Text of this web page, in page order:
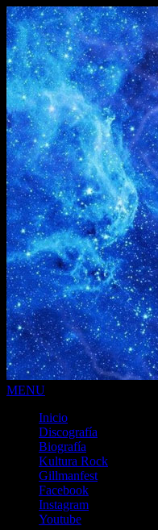
MENU
Inicio
Discografía
Biografía
Kultura Rock
Gillmanfest
Facebook
Instagram
Youtube